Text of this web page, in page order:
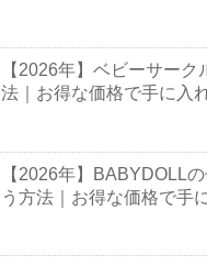
【2026年】ベビーサー
法｜お得な価格で手に入
【2026年】BABYDOLL
う方法｜お得な価格で手